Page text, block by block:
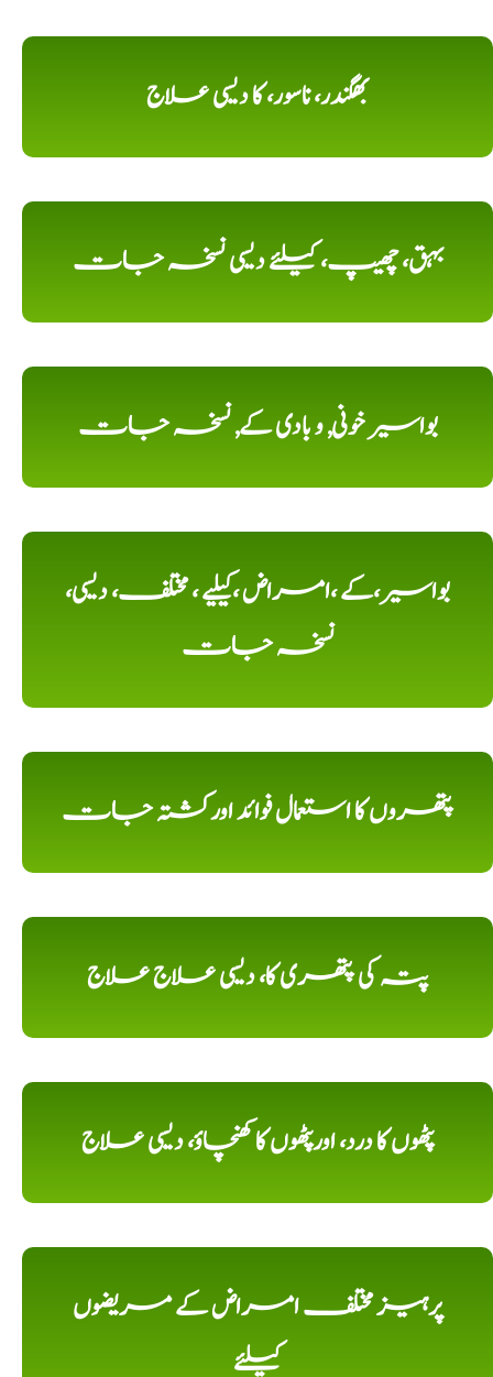
بھگندر، ناسور، کا دیسی علاج
بہق، چھیپ، کیلئے دیسی نسخہ جات
بواسیر خونی, و بادی کے, نسخہ جات
بواسیر،کے ،امراض ،کیلیے ، مختلف، دیسی،
نسخہ جات
پتھروں کا استعمال فوائد اورکشتہ جات
پتہ کی پتھری کا، دیسی علاج علاج
پٹھوں کا درد، اورپٹھوں کا کھنچاؤ، دیسی علاج
پرہیز مختلف امراض کے مریضوں
کیلئے